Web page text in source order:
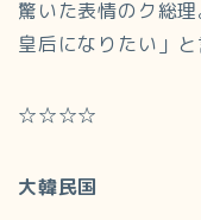
驚いた表情のク総
皇后になりたい」と
☆☆☆☆
大韓民国